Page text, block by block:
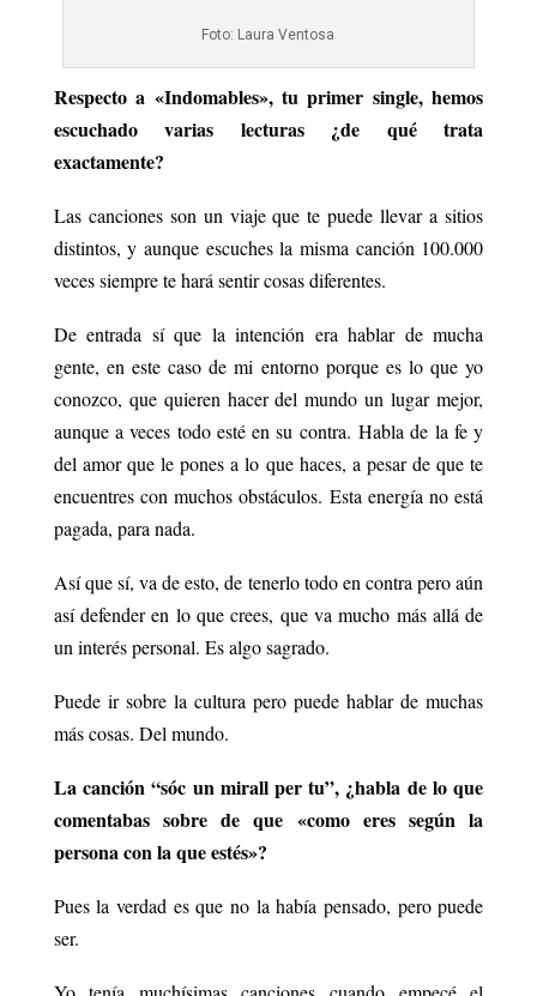
Foto: Laura Ventosa
Respecto a «Indomables», tu primer single, hemos
escuchado varias lecturas ¿de qué trata
exactamente?
Las canciones son un viaje que te puede llevar a sitios
distintos, y aunque escuches la misma canción 100.000
veces siempre te hará sentir cosas diferentes.
De entrada sí que la intención era hablar de mucha
gente, en este caso de mi entorno porque es lo que yo
conozco, que quieren hacer del mundo un lugar mejor,
aunque a veces todo esté en su contra.Habla de la fe y
del amor que le pones a lo que haces, a pesar de que te
encuentres con muchos obstáculos. Esta energía no está
pagada, para nada.
Así que sí, va de esto, de tenerlo todo en contra pero aún
así defender en lo que crees, que va mucho más allá de
un interés personal. Es algo sagrado.
Puede ir sobre la cultura pero puede hablar de muchas
más cosas. Del mundo.
La canción “sóc un mirall per tu”, ¿habla de lo que
comentabas sobre de que «como eres según la
persona con la que estés»?
Pues la verdad es que no la había pensado, pero puede
ser.